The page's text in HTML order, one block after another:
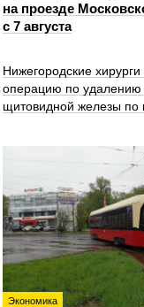
на проезде
с 7 августа
Нижегородские
операцию по удалению
щитовидной железы по
Экономика